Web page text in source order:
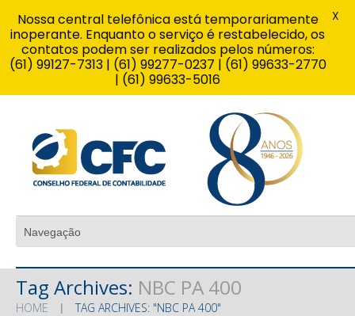
Tag Archives: NBC PA 400
HOME TAG ARCHIVES: "NBC PA 400"
Nossa central telefônica está temporariamente
inoperante. Enquanto o serviço é restabelecido, os
contatos podem ser realizados pelos números:
(61) 99127-7313 | (61) 99277-0237 | (61) 99633-2770
| (61) 99633-5016
X